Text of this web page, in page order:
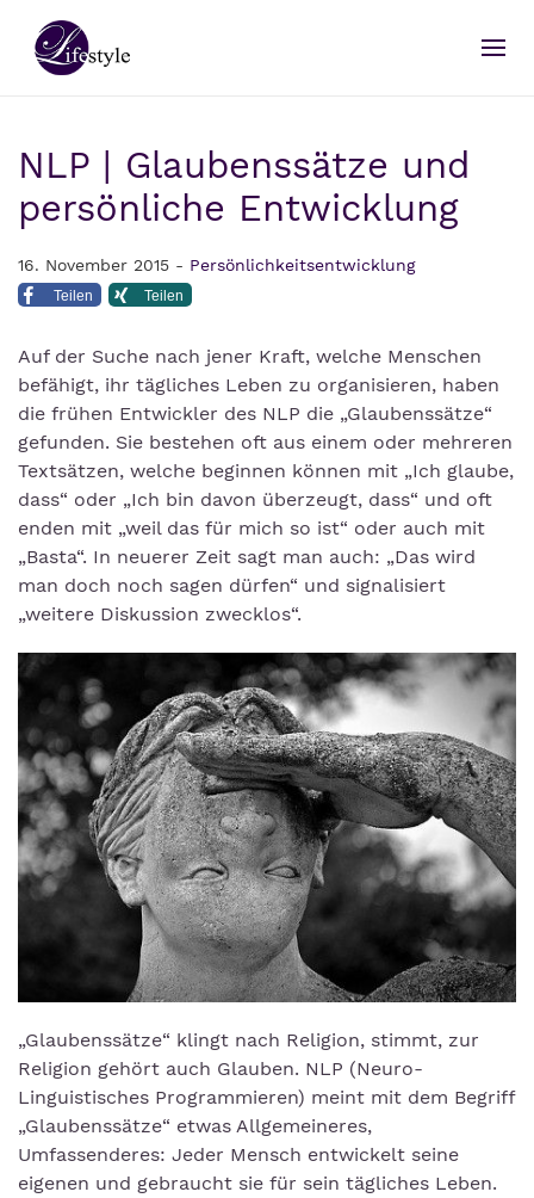
NLP | Glaubenssätze und
persönliche Entwicklung
16. November 2015 - Persönlichkeitsentwicklung
Teilen Teilen
Auf der Suche nach jener Kraft, welche Menschen
befähigt, ihr tägliches Leben zu organisieren, haben
die frühen Entwickler des NLP die „Glaubenssätze“
gefunden. Sie bestehen oft aus einem oder mehreren
Textsätzen, welche beginnen können mit „Ich glaube,
dass“ oder „Ich bin davon überzeugt, dass“ und oft
enden mit „weil das für mich so ist“ oder auch mit
„Basta“. In neuerer Zeit sagt man auch: „Das wird
man doch noch sagen dürfen“ und signalisiert
„weitere Diskussion zwecklos“.
„Glaubenssätze“ klingt nach Religion, stimmt, zur
Religion gehört auch Glauben. NLP (Neuro-
Linguistisches Programmieren) meint mit dem Begriff
„Glaubenssätze“ etwas Allgemeineres,
Umfassenderes: Jeder Mensch entwickelt seine
eigenen und gebraucht sie für sein tägliches Leben.